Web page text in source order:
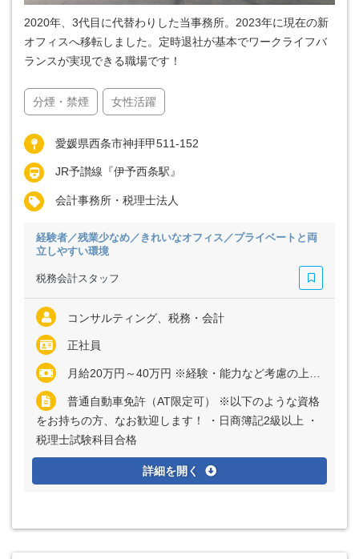
2020年、3代目に代替わりした当事務所。2023年に現在の新
オフィスへ移転しました。定時退社が基本でワークライフバ
ランスが実現できる職場です！
分煙・禁煙 女性活躍
愛媛県西条市神拝甲511-152
JR予讃線『伊予西条駅』
会計事務所・税理士法人
経験者／残業少なめ／きれいなオフィス／プライベートと両
立しやすい環境
税務会計スタッフ
コンサルティング、税務・会計
正社員
月給20万円～40万円 ※経験・能力など考慮の上、決定いたします ※上記に固定残業代（月40時間分＝5万1700円～9万9600円）を含む ※超過分は別途全額支給
普通自動車免許（AT限定可） ※以下のような資格
をお持ちの方、なお歓迎します！ ・日商簿記2級以上 ・
税理士試験科目合格
詳細を開く